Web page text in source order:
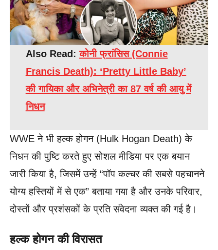
Also Read:कोनी फ्रांसिस (Connie
Francis Death): ‘Pretty Little Baby’
की गायिका और अभिनेत्री का 87 वर्ष की आयु में
निधन
WWE ने भी हल्क होगन (Hulk Hogan Death) के
निधन की पुष्टि करते हुए सोशल मीडिया पर एक बयान
जारी किया है, जिसमें उन्हें “पॉप कल्चर की सबसे पहचानने
योग्य हस्तियों में से एक” बताया गया है और उनके परिवार,
दोस्तों और प्रशंसकों के प्रति संवेदना व्यक्त की गई है।
हल्क होगन की विरासत